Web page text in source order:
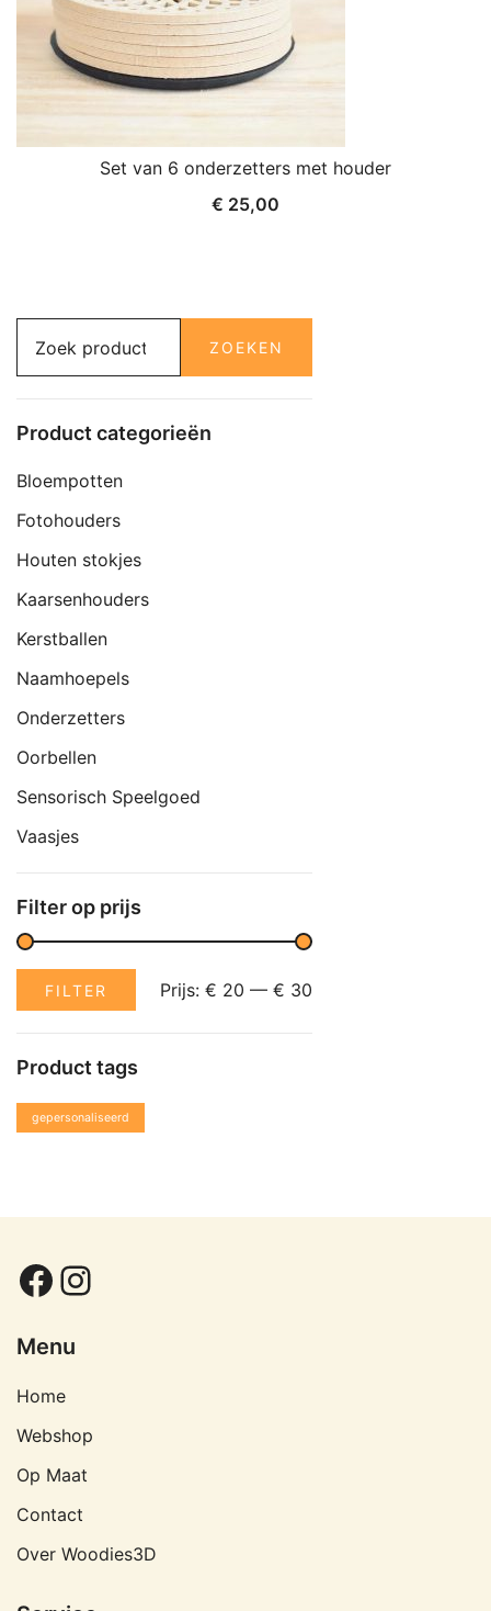
Set van 6 onderzetters met houder
€ 25,00
naar:
ZOEKEN
Product categorieën
Bloempotten
Fotohouders
Houten stokjes
Kaarsenhouders
Kerstballen
Naamhoepels
Onderzetters
Oorbellen
Sensorisch Speelgoed
Vaasjes
Filter op prijs
Min.
Max.FILTER Prijs: € 20 — € 30
Product tags
gepersonaliseerd
Facebook
Instagram
Menu
Home
Webshop
Op Maat
Contact
Over Woodies3D